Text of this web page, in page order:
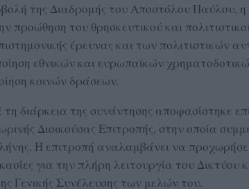
της Διαδρομής του Αποστόλου Παύλου,
προώθηση του θρησκευτικού και
έρευνας και των πολιτιστικών
εθνικών και ευρωπαϊκών
κοινών δράσεων.
διάρκεια της συνάντησης αποφασίστηκε
Διοικούσας Επιτροπής, στην οποία
Η επιτροπή αναλαμβάνει να
για την πλήρη λειτουργία του Δικτύου
Γενικής Συνέλευσης των μελών του.